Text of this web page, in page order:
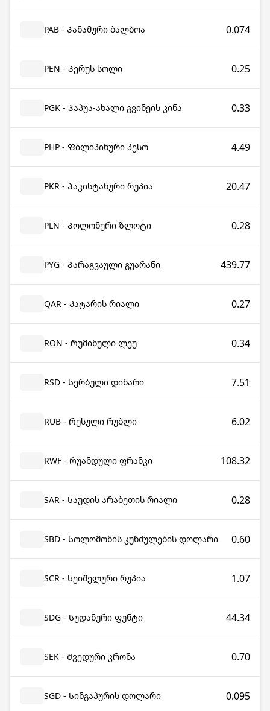
PAB - Პანამური ბალბოა 0.074
PEN - Პერუს სოლი 0.25
PGK - Პაპუა-ახალი გვინეის კინა 0.33
PHP - Ფილიპინური პესო 4.49
PKR - Პაკისტანური რუპია 20.47
PLN - Პოლონური ზლოტი 0.28
PYG - Პარაგვაული გუარანი 439.77
QAR - Კატარის რიალი 0.27
RON - Რუმინული ლეუ 0.34
RSD - Სერბული დინარი 7.51
RUB - Რუსული რუბლი 6.02
RWF - Რუანდული ფრანკი 108.32
SAR - Საუდის არაბეთის რიალი 0.28
SBD - Სოლომონის კუნძულების დოლარი 0.60
SCR - Სეიშელური რუპია 1.07
SDG - Სუდანური ფუნტი 44.34
SEK - Შვედური კრონა 0.70
SGD - Სინგაპურის დოლარი 0.095